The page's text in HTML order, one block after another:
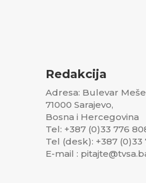
Redakcija
Adresa: Bulevar Meše
71000 Sarajevo,
Bosna i Hercegovina
Tel: +387 (0)33 776
Tel (desk): +387 (0)33
E-mail :